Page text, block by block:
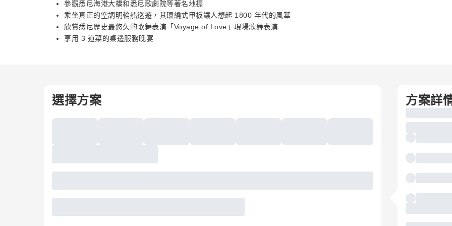
參觀悉尼海港大橋和悉尼歌劇院等著名地標
乘坐真正的空調明輪船巡遊，其環繞式甲板讓人想起 1800 年代的風華
欣賞悉尼歷史最悠久的歌舞表演「Voyage of Love」現場歌舞表演
享用 3 道菜的桌邊服務晚宴
選擇方案 方案詳